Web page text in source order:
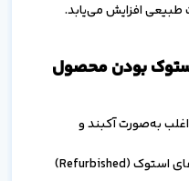
طبیعی افزایش می‌یابد.
اگرچه مدل C9K-PWR-650WAC-R اغلب به‌صورت آکبند و
اورجینال عرضه می‌شود، اما نسخه‌های استوک (Refurbished)